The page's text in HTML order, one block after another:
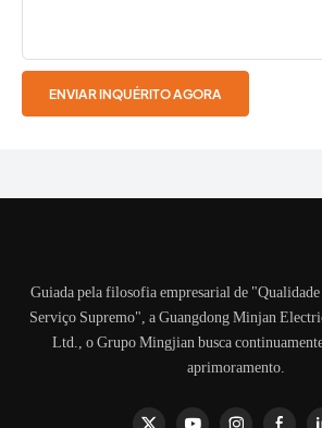
ENVIAR INQUÉRITO AGORA
Guiada pela filosofia empresarial de
Serviço Supremo", a Guangdong Minjan
Ltd., o Grupo Mingjian busca
aprimoramento.